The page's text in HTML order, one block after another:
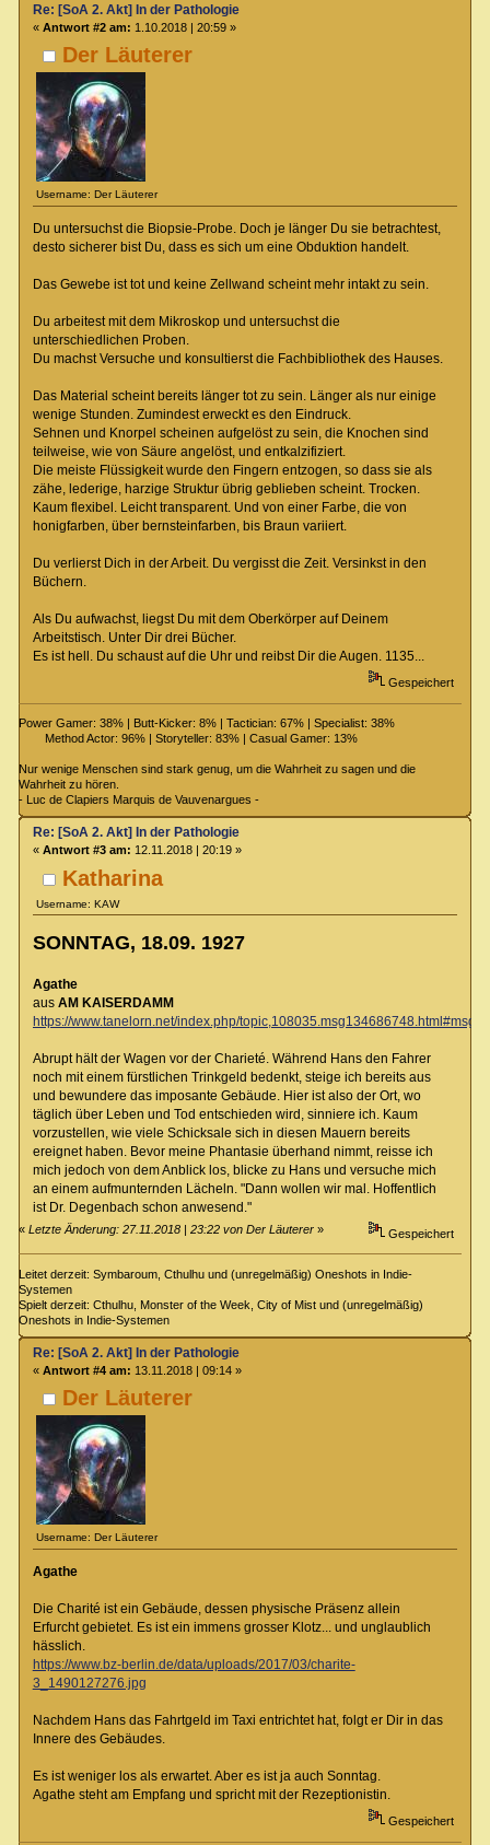
Der Läuterer
Username: Der Läuterer
Re: [SoA 2. Akt] In der Pathologie
« Antwort #2 am: 1.10.2018 | 20:59 »
Du untersuchst die Biopsie-Probe. Doch je länger Du sie betrachtest,
desto sicherer bist Du, dass es sich um eine Obduktion handelt.
Das Gewebe ist tot und keine Zellwand scheint mehr intakt zu sein.
Du arbeitest mit dem Mikroskop und untersuchst die
unterschiedlichen Proben.
Du machst Versuche und konsultierst die Fachbibliothek des Hauses.
Das Material scheint bereits länger tot zu sein. Länger als nur einige
wenige Stunden. Zumindest erweckt es den Eindruck.
Sehnen und Knorpel scheinen aufgelöst zu sein, die Knochen sind
teilweise, wie von Säure angelöst, und entkalzifiziert.
Die meiste Flüssigkeit wurde den Fingern entzogen, so dass sie als
zähe, lederige, harzige Struktur übrig geblieben scheint. Trocken.
Kaum flexibel. Leicht transparent. Und von einer Farbe, die von
honigfarben, über bernsteinfarben, bis Braun variiert.
Du verlierst Dich in der Arbeit. Du vergisst die Zeit. Versinkst in den
Büchern.
Als Du aufwachst, liegst Du mit dem Oberkörper auf Deinem
Arbeitstisch. Unter Dir drei Bücher.
Es ist hell. Du schaust auf die Uhr und reibst Dir die Augen. 1135...
Gespeichert
Power Gamer: 38% | Butt-Kicker: 8% | Tactician: 67% | Specialist: 38%
Method Actor: 96% | Storyteller: 83% | Casual Gamer: 13%
Nur wenige Menschen sind stark genug, um die Wahrheit zu sagen und die
Wahrheit zu hören.
- Luc de Clapiers Marquis de Vauvenargues -
Katharina
Username: KAW
Re: [SoA 2. Akt] In der Pathologie
« Antwort #3 am: 12.11.2018 | 20:19 »
SONNTAG, 18.09. 1927
Agathe
aus AM KAISERDAMM
https://www.tanelorn.net/index.php/
Abrupt hält der Wagen vor der Charieté. Während Hans den Fahrer
noch mit einem fürstlichen Trinkgeld bedenkt, steige ich bereits aus
und bewundere das imposante Gebäude. Hier ist also der Ort, wo
täglich über Leben und Tod entschieden wird, sinniere ich. Kaum
vorzustellen, wie viele Schicksale sich in diesen Mauern bereits
ereignet haben. Bevor meine Phantasie überhand nimmt, reisse ich
mich jedoch von dem Anblick los, blicke zu Hans und versuche mich
an einem aufmunternden Lächeln. "Dann wollen wir mal. Hoffentlich
ist Dr. Degenbach schon anwesend."
«Letzte Änderung: 27.11.2018 | 23:22 von Der Läuterer » Gespeichert
Leitet derzeit: Symbaroum, Cthulhu und (unregelmäßig) Oneshots in Indie-
Systemen
Spielt derzeit: Cthulhu, Monster of the Week, City of Mist und (unregelmäßig)
Oneshots in Indie-Systemen
Der Läuterer
Username: Der Läuterer
Re: [SoA 2. Akt] In der Pathologie
« Antwort #4 am: 13.11.2018 | 09:14 »
Agathe
Die Charité ist ein Gebäude, dessen physische Präsenz allein
Erfurcht gebietet. Es ist ein immens grosser Klotz... und unglaublich
hässlich.
https://www.bz-berlin.de/data/uploads/2017/03/charite-
3_1490127276.jpg
Nachdem Hans das Fahrtgeld im Taxi entrichtet hat, folgt er Dir in das
Innere des Gebäudes.
Es ist weniger los als erwartet. Aber es ist ja auch Sonntag.
Agathe steht am Empfang und spricht mit der Rezeptionistin.
Gespeichert